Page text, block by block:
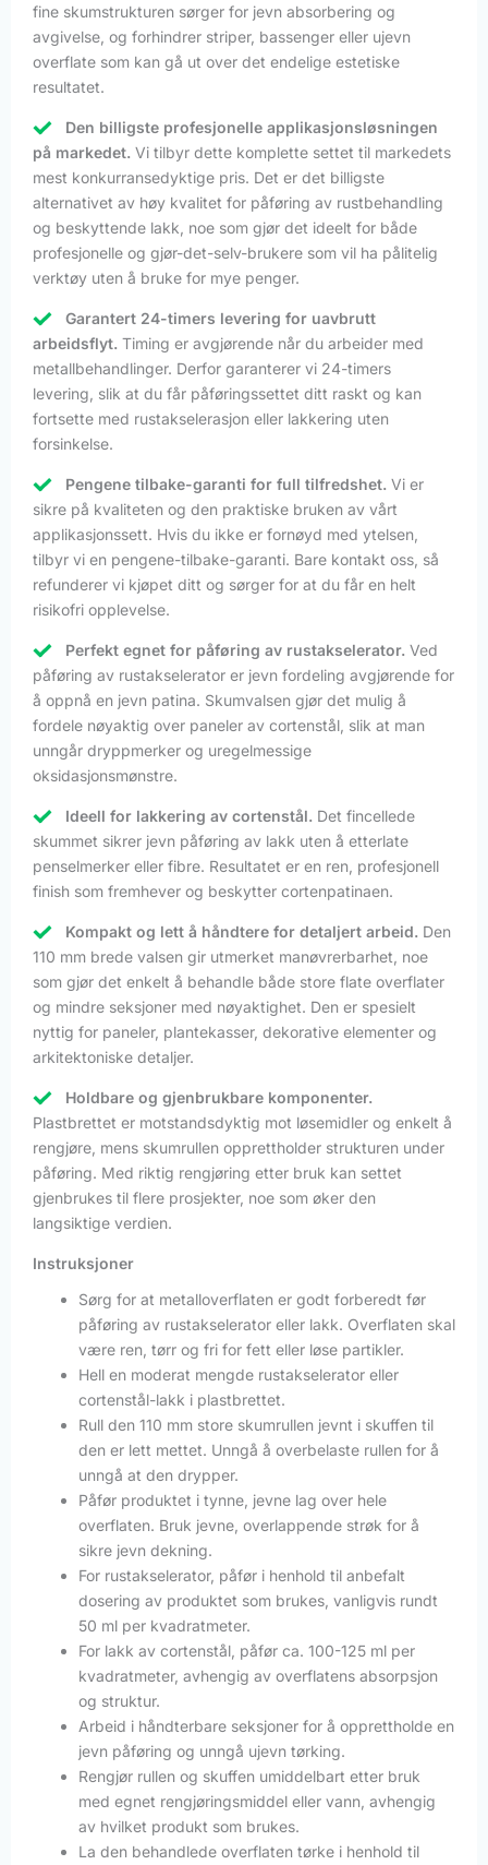
fine skumstrukturen sørger for jevn absorbering og
avgivelse, og forhindrer striper, bassenger eller ujevn
overflate som kan gå ut over det endelige estetiske
resultatet.
Den billigste profesjonelle applikasjonsløsningen
på markedet. Vi tilbyr dette komplette settet til markedets
mest konkurransedyktige pris. Det er det billigste
alternativet av høy kvalitet for påføring av rustbehandling
og beskyttende lakk, noe som gjør det ideelt for både
profesjonelle og gjør-det-selv-brukere som vil ha pålitelig
verktøy uten å bruke for mye penger.
Garantert 24-timers levering for uavbrutt
arbeidsflyt. Timing er avgjørende når du arbeider med
metallbehandlinger. Derfor garanterer vi 24-timers
levering, slik at du får påføringssettet ditt raskt og kan
fortsette med rustakselerasjon eller lakkering uten
forsinkelse.
Pengene tilbake-garanti for full tilfredshet. Vi er
sikre på kvaliteten og den praktiske bruken av vårt
applikasjonssett. Hvis du ikke er fornøyd med ytelsen,
tilbyr vi en pengene-tilbake-garanti. Bare kontakt oss, så
refunderer vi kjøpet ditt og sørger for at du får en helt
risikofri opplevelse.
Perfekt egnet for påføring av rustakselerator. Ved
påføring av rustakselerator er jevn fordeling avgjørende for
å oppnå en jevn patina. Skumvalsen gjør det mulig å
fordele nøyaktig over paneler av cortenstål, slik at man
unngår dryppmerker og uregelmessige
oksidasjonsmønstre.
Ideell for lakkering av cortenstål. Det fincellede
skummet sikrer jevn påføring av lakk uten å etterlate
penselmerker eller fibre. Resultatet er en ren, profesjonell
finish som fremhever og beskytter cortenpatinaen.
Kompakt og lett å håndtere for detaljert arbeid. Den
110 mm brede valsen gir utmerket manøvrerbarhet, noe
som gjør det enkelt å behandle både store flate overflater
og mindre seksjoner med nøyaktighet. Den er spesielt
nyttig for paneler, plantekasser, dekorative elementer og
arkitektoniske detaljer.
Holdbare og gjenbrukbare komponenter.
Plastbrettet er motstandsdyktig mot løsemidler og enkelt å
rengjøre, mens skumrullen opprettholder strukturen under
påføring. Med riktig rengjøring etter bruk kan settet
gjenbrukes til flere prosjekter, noe som øker den
langsiktige verdien.
Instruksjoner
Sørg for at metalloverflaten er godt forberedt før
påføring av rustakselerator eller lakk. Overflaten skal
være ren, tørr og fri for fett eller løse partikler.
Hell en moderat mengde rustakselerator eller
cortenstål-lakk i plastbrettet.
Rull den 110 mm store skumrullen jevnt i skuffen til
den er lett mettet. Unngå å overbelaste rullen for å
unngå at den drypper.
Påfør produktet i tynne, jevne lag over hele
overflaten. Bruk jevne, overlappende strøk for å
sikre jevn dekning.
For rustakselerator, påfør i henhold til anbefalt
dosering av produktet som brukes, vanligvis rundt
50 ml per kvadratmeter.
For lakk av cortenstål, påfør ca. 100-125 ml per
kvadratmeter, avhengig av overflatens absorpsjon
og struktur.
Arbeid i håndterbare seksjoner for å opprettholde en
jevn påføring og unngå ujevn tørking.
Rengjør rullen og skuffen umiddelbart etter bruk
med egnet rengjøringsmiddel eller vann, avhengig
av hvilket produkt som brukes.
La den behandlede overflaten tørke i henhold til